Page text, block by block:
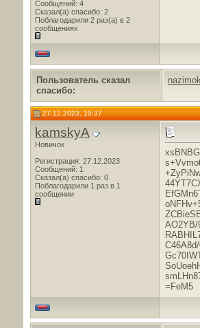
Сообщений: 4
Сказал(а) спасибо: 2
Поблагодарили 2 раз(а) в 2
сообщениях
Пользователь сказал
cпасибо:
27.12.2023, 10:37
kamskyA
Новичок
Регистрация: 27.12.2023
Сообщений: 1
Сказал(а) спасибо: 0
Поблагодарили 1 раз в 1
сообщении
AO2YB/
=FeM5